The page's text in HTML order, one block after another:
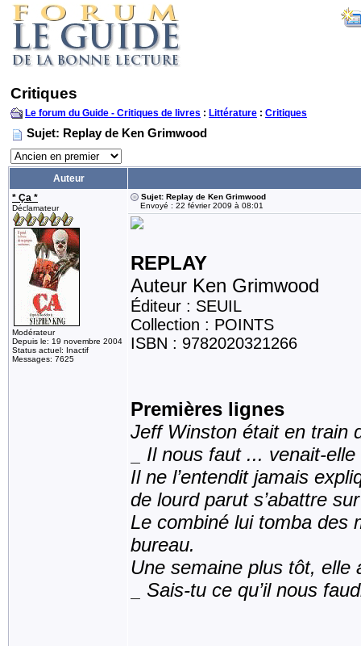
Critiques
Le forum du Guide - Critiques de livres : Littérature : Critiques
Sujet: Replay de Ken Grimwood
Auteur
* Ça *
Déclamateur
Modérateur
Depuis le: 19 novembre 2004
Status actuel: Inactif
Messages: 7625
Sujet: Replay de Ken Grimwood
Envoyé : 22 février 2009 à 08:01
REPLAY
Auteur Ken Grimwood
Éditeur : SEUIL
Collection : POINTS
ISBN : 9782020321266
Premières lignes
Jeff Winston était en train
_ Il nous faut ... venait-
Il ne l’entendit jamais
de lourd parut s’abattre
Le combiné lui tomba des
bureau.
Une semaine plus tôt, elle
_ Sais-tu ce qu’il nous